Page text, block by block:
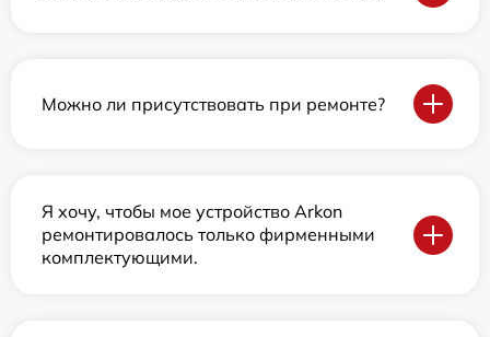
Можно ли присутствовать при ремонте?
Я хочу, чтобы мое устройство Arkon
ремонтировалось только фирменными
комплектующими.